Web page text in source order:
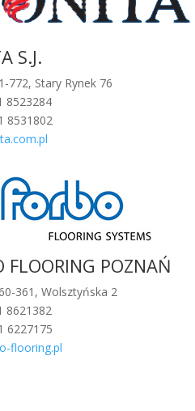
S.J.
772, Stary Rynek 76
8523284
8531802
FLOORING POZNAŃ
361, Wolsztyńska 2
8621382
6227175
flooring.pl